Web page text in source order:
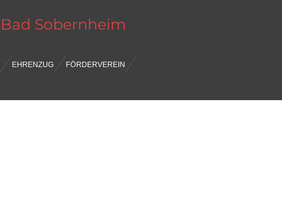
Bad Sobernheim
EHRENZUG FÖRDERVEREIN